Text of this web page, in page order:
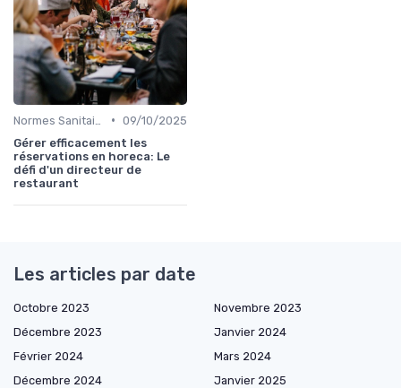
• 09/10/2025
Gérer efficacement les
réservations en horeca: Le
défi d'un directeur de
restaurant
Les articles par date
Octobre 2023
Novembre 2023
Décembre 2023
Janvier 2024
Février 2024
Mars 2024
Décembre 2024
Janvier 2025